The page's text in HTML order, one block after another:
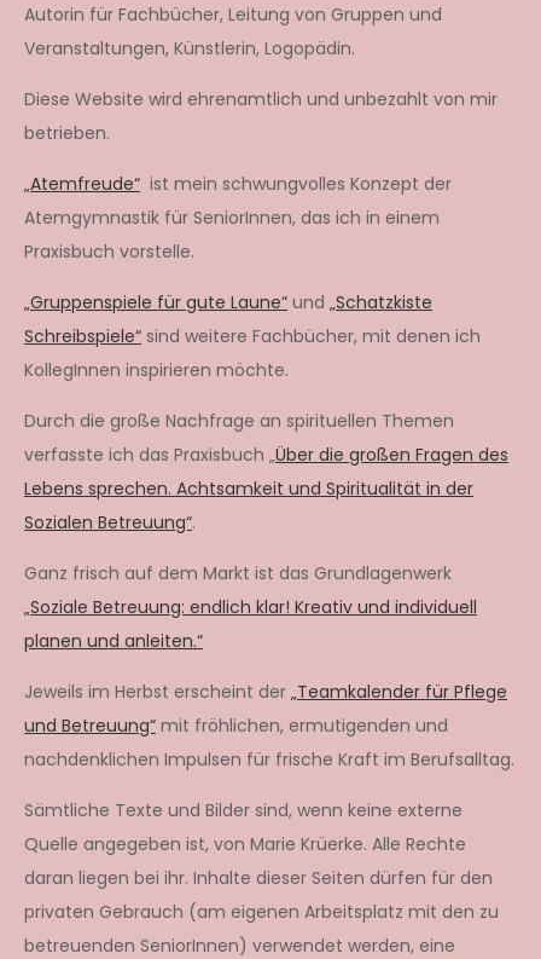
Autorin für Fachbücher, Leitung von Gruppen und
Veranstaltungen, Künstlerin, Logopädin.
Diese Website wird ehrenamtlich und unbezahlt von mir
betrieben.
„Atemfreude“ ist mein schwungvolles Konzept der
Atemgymnastik für SeniorInnen, das ich in einem
Praxisbuch vorstelle.
„Gruppenspiele für gute Laune“ und „Schatzkiste
Schreibspiele“ sind weitere Fachbücher, mit denen ich
KollegInnen inspirieren möchte.
Durch die große Nachfrage an spirituellen Themen
verfasste ich das Praxisbuch „Über die großen Fragen des
Lebens sprechen. Achtsamkeit und Spiritualität in der
Sozialen Betreuung“.
Ganz frisch auf dem Markt ist das Grundlagenwerk
„Soziale Betreuung: endlich klar! Kreativ und individuell
planen und anleiten.“
Jeweils im Herbst erscheint der „Teamkalender für Pflege
und Betreuung“ mit fröhlichen, ermutigenden und
nachdenklichen Impulsen für frische Kraft im Berufsalltag.
Sämtliche Texte und Bilder sind, wenn keine externe
Quelle angegeben ist, von Marie Krüerke. Alle Rechte
daran liegen bei ihr. Inhalte dieser Seiten dürfen für den
privaten Gebrauch (am eigenen Arbeitsplatz mit den zu
betreuenden SeniorInnen) verwendet werden, eine